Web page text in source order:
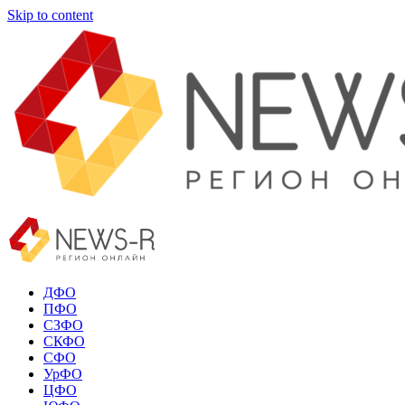
Skip to content
ДФО
ПФО
СЗФО
СКФО
СФО
УрФО
ЦФО